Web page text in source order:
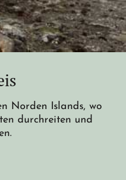
Norden Islands, wo
durchreiten und